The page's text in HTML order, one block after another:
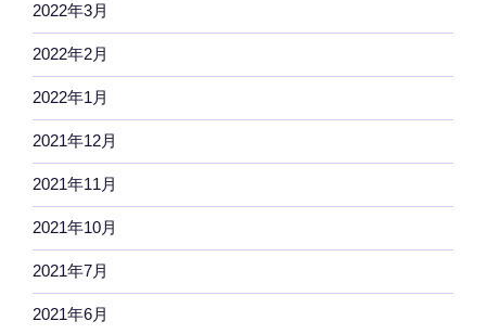
2022年3月
2022年2月
2022年1月
2021年12月
2021年11月
2021年10月
2021年7月
2021年6月